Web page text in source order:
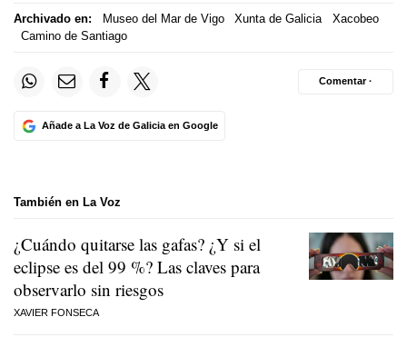
Archivado en: Museo del Mar de Vigo Xunta de Galicia
Xacobeo
Camino de Santiago
Añade a La Voz de Galicia en Google
Comentar ·
También en La Voz
¿Cuándo quitarse las gafas? ¿Y si el
eclipse es del 99 %? Las claves para
observarlo sin riesgos
XAVIER FONSECA